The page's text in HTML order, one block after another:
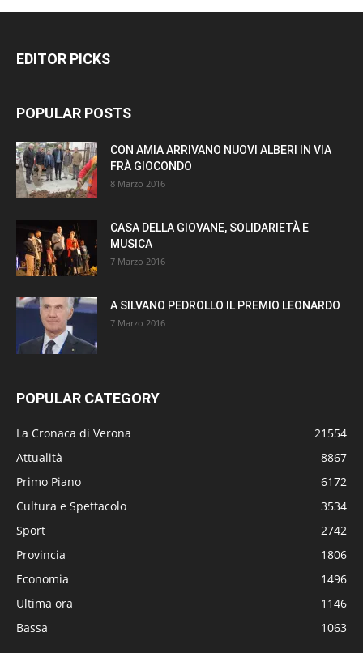
EDITOR PICKS
POPULAR POSTS
CON AMIA ARRIVANO NUOVI ALBERI IN VIA
FRÀ GIOCONDO
8 Marzo 2016
CASA DELLA GIOVANE, SOLIDARIETÀ E
MUSICA
7 Marzo 2016
A SILVANO PEDROLLO IL PREMIO LEONARDO
7 Marzo 2016
POPULAR CATEGORY
La Cronaca di Verona
21554
Attualità
8867
Primo Piano
6172
Cultura e Spettacolo
3534
Sport
2742
Provincia
1806
Economia
1496
Ultima ora
1146
Bassa
1063